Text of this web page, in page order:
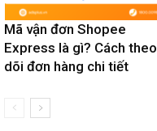
Mã vận đơn Shopee
Express là gì? Cách theo
dõi đơn hàng chi tiết